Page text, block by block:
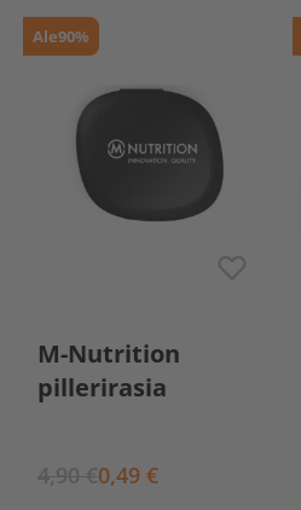
Ale90%
M-Nutrition
pillerirasia
4,90 €0,49 €